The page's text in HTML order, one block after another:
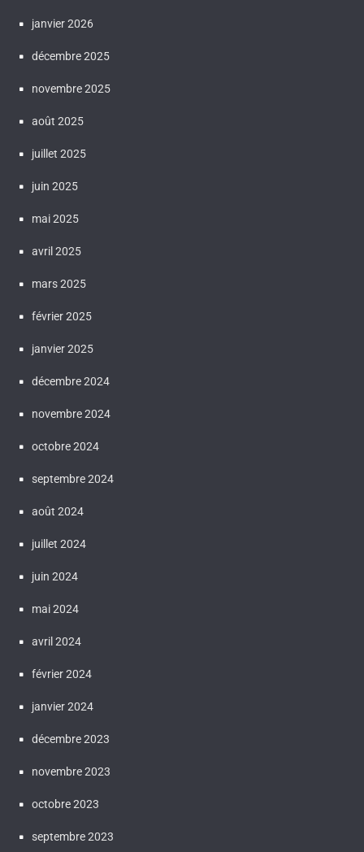
janvier 2026
décembre 2025
novembre 2025
août 2025
juillet 2025
juin 2025
mai 2025
avril 2025
mars 2025
février 2025
janvier 2025
décembre 2024
novembre 2024
octobre 2024
septembre 2024
août 2024
juillet 2024
juin 2024
mai 2024
avril 2024
février 2024
janvier 2024
décembre 2023
novembre 2023
octobre 2023
septembre 2023